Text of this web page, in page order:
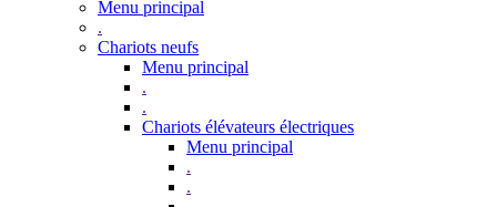
Menu principal
.
Chariots neufs
Menu principal
.
.
Chariots élévateurs électriques
Menu principal
.
.